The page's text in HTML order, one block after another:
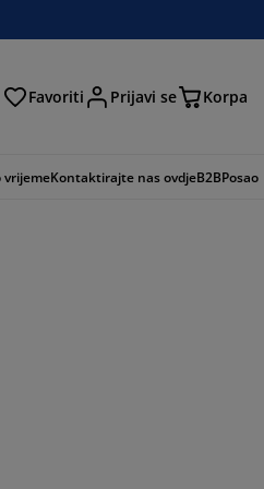
Favoriti Prijavi se Korpa
vrijemeKontaktirajte nas ovdjeB2BPosao